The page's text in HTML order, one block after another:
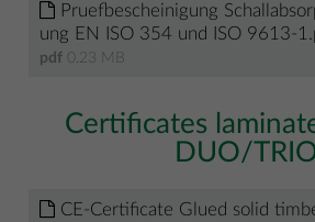
Pruefbescheinigung
ung EN ISO 354 und ISO 9613-
pdf 0.23 MB
Certificates
DUO/
CE-Certificate Glued solid